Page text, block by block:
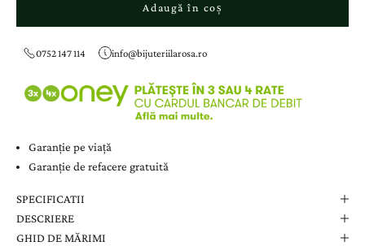
Adaugă în coș
0752 147 114 info@bijuteriilarosa.ro
Garanție pe viață
Garanție de refacere gratuită
SPECIFICATII
DESCRIERE
GHID DE MĂRIMI